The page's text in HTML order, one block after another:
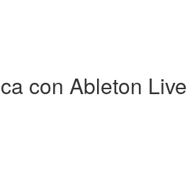
con Ableton Live